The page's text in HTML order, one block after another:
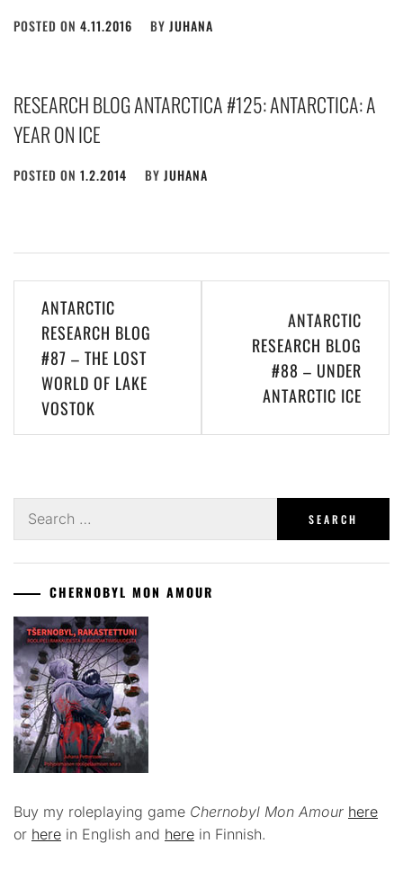
POSTED ON 4.11.2016 BY JUHANA
RESEARCH BLOG ANTARCTICA #125: ANTARCTICA: A
YEAR ON ICE
POSTED ON 1.2.2014 BY JUHANA
Post
navigation
ANTARCTIC
RESEARCH BLOG
#87 – THE LOST
WORLD OF LAKE
VOSTOK
ANTARCTIC
RESEARCH BLOG
#88 – UNDER
ANTARCTIC ICE
for:
CHERNOBYL MON AMOUR
Buy my roleplaying game Chernobyl Mon Amour here
or here in English and here in Finnish.